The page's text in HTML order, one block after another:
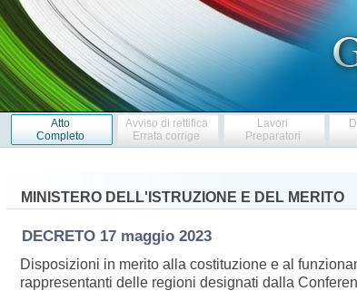
Atto
Completo
Avviso di rettifica
Errata corrige
Lavori
Preparatori
MINISTERO DELL'ISTRUZIONE E DEL MERITO
DECRETO 17 maggio 2023
Disposizioni in merito alla costituzione e al
rappresentanti delle regioni designati dalla